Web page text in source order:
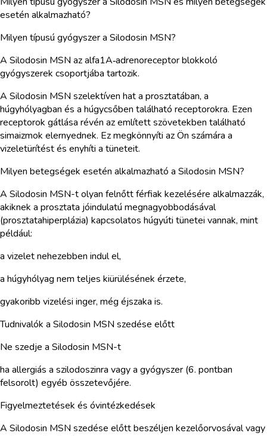
esetén alkalmazható?
Milyen típusú gyógyszer a Silodosin MSN?
A Silodosin MSN az alfa1A‑adrenoreceptor blokkoló
gyógyszerek csoportjába tartozik.
A Silodosin MSN szelektíven hat a prosztatában, a
húgyhólyagban és a húgycsőben található receptorokra. Ezen
receptorok gátlása révén az említett szövetekben található
simaizmok elernyednek. Ez megkönnyíti az Ön számára a
vizeletürítést és enyhíti a tüneteit.
Milyen betegségek esetén alkalmazható a Silodosin MSN?
A Silodosin MSN-t olyan felnőtt férfiak kezelésére alkalmazzák,
akiknek a prosztata jóindulatú megnagyobbodásával
(prosztatahiperplázia) kapcsolatos húgyúti tünetei vannak, mint
például:
a vizelet nehezebben indul el,
a húgyhólyag nem teljes kiürülésének érzete,
gyakoribb vizelési inger, még éjszaka is.
Tudnivalók a Silodosin MSN szedése előtt
Ne szedje a Silodosin MSN-t
ha allergiás a szilodoszinra vagy a gyógyszer (6. pontban
felsorolt) egyéb összetevőjére.
Figyelmeztetések és óvintézkedések
A Silodosin MSN szedése előtt beszéljen kezelőorvosával vagy